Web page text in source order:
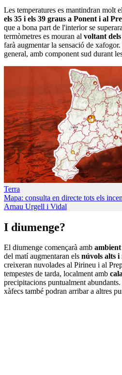
Les temperatures es mantindran molt
els 35 i els 39 graus a Ponent i al
que a bona part de l'interior se
termòmetres es mouran al voltant
farà augmentar la sensació de
general, amb component sud durant
Terra
Mapa: consulta en directe tots els
Arnau Urgell i Vidal
I diumenge?
El diumenge començarà amb ambient
del matí augmentaran els núvols alts i
creixeran nuvolades al Pirineu i al
tempestes de tarda, localment amb
precipitacions puntualment
xàfecs també podran arribar a altres